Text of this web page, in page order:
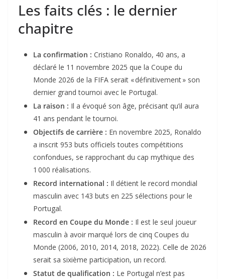
Les faits clés : le dernier
chapitre
La confirmation : Cristiano Ronaldo, 40 ans, a
déclaré le 11 novembre 2025 que la Coupe du
Monde 2026 de la FIFA serait « définitivement » son
dernier grand tournoi avec le Portugal.
La raison : Il a évoqué son âge, précisant qu’il aura
41 ans pendant le tournoi.
Objectifs de carrière : En novembre 2025, Ronaldo
a inscrit 953 buts officiels toutes compétitions
confondues, se rapprochant du cap mythique des
1 000 réalisations.
Record international : Il détient le record mondial
masculin avec 143 buts en 225 sélections pour le
Portugal.
Record en Coupe du Monde : Il est le seul joueur
masculin à avoir marqué lors de cinq Coupes du
Monde (2006, 2010, 2014, 2018, 2022). Celle de 2026
serait sa sixième participation, un record.
Statut de qualification : Le Portugal n’est pas